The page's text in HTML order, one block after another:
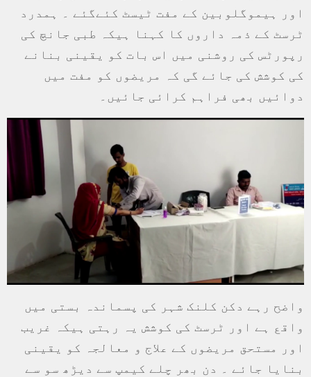
اور ہیموگلوبین کے مفت ٹیسٹ کئےگئے ۔ ہمدرد
ٹرسٹ کے ذمہ داروں کا کہنا ہیکہ طبی جانچ کی
رپورٹس کی روشنی میں اس بات کو یقینی بنانے
کی کوشش کی جائے گی کہ مریضوں کو مفت میں
دوائیں بھی فراہم کرائی جائیں۔
واضح رہے دکن کلنک شہر کی پسماندہ بستی میں
واقع ہے اور ٹرسٹ کی کوشش یہ رہتی ہیکہ غریب
اور مستحق مریضوں کے علاج و معالجہ کو یقینی
بنایا جائے ۔ دن بھر چلے کیمپ سے دیڑھ سو سے